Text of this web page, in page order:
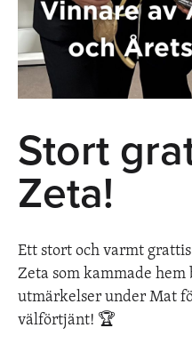
Stort
Zeta!
Ett stort och varmt
Zeta som kammade hem
utmärkelser under Mat
välförtjänt! 🏆